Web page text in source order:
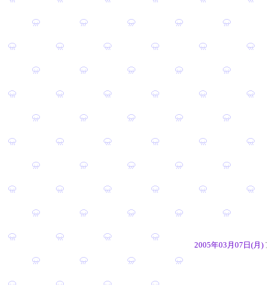
2005年03月07日(月)